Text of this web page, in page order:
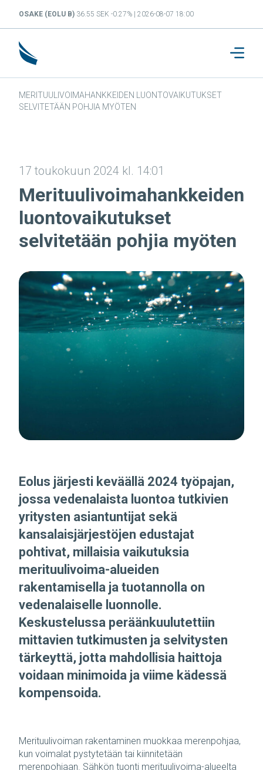
OSAKE (EOLU B) 36.55 SEK -0.27% | 2026-08-07 18:00
MERITUULIVOIMAHANKKEIDEN LUONTOVAIKUTUKSET
SELVITETÄÄN POHJIA MYÖTEN
17 toukokuun 2024 kl. 14:01
Merituulivoimahankkeiden
luontovaikutukset
selvitetään pohjia myöten
Eolus järjesti keväällä 2024 työpajan,
jossa vedenalaista luontoa tutkivien
yritysten asiantuntijat sekä
kansalaisjärjestöjen edustajat
pohtivat, millaisia vaikutuksia
merituulivoima-alueiden
rakentamisella ja tuotannolla on
vedenalaiselle luonnolle.
Keskustelussa peräänkuulutettiin
mittavien tutkimusten ja selvitysten
tärkeyttä, jotta mahdollisia haittoja
voidaan minimoida ja viime kädessä
kompensoida.
Merituulivoiman rakentaminen muokkaa merenpohjaa,
kun voimalat pystytetään tai kiinnitetään
merenpohjaan. Sähkön tuonti merituulivoima-alueelta